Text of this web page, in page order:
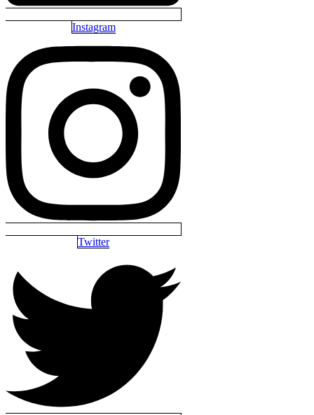
Instagram
Twitter